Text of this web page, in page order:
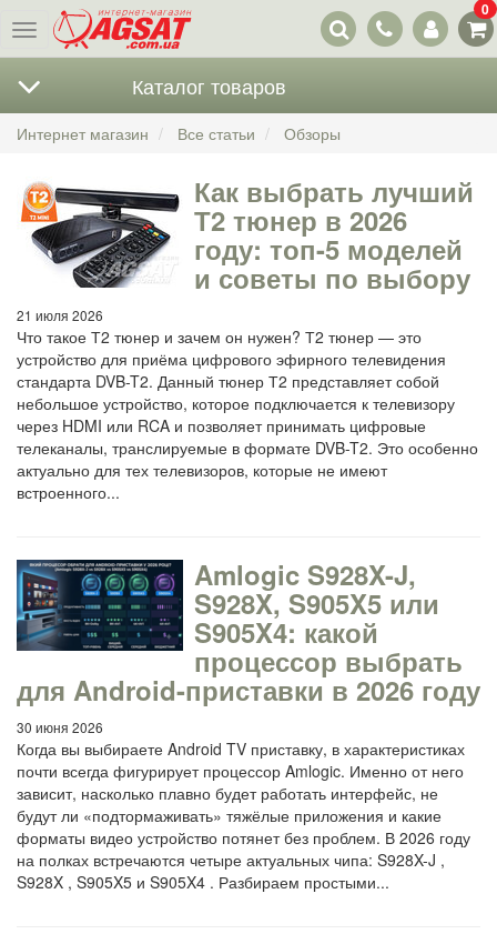
Меню
Наши
контакты
0
Каталог товаров
Интернет магазин Все статьи Обзоры
Как выбрать лучший
Т2 тюнер в 2026
году: топ-5 моделей
и советы по выбору
21 июля 2026
Что такое Т2 тюнер и зачем он нужен? Т2 тюнер — это
устройство для приёма цифрового эфирного телевидения
стандарта DVB-T2. Данный тюнер Т2 представляет собой
небольшое устройство, которое подключается к телевизору
через HDMI или RCA и позволяет принимать цифровые
телеканалы, транслируемые в формате DVB-T2. Это особенно
актуально для тех телевизоров, которые не имеют
встроенного...
Amlogic S928X-J,
S928X, S905X5 или
S905X4: какой
процессор выбрать
для Android-приставки в 2026 году
30 июня 2026
Когда вы выбираете Android TV приставку, в характеристиках
почти всегда фигурирует процессор Amlogic. Именно от него
зависит, насколько плавно будет работать интерфейс, не
будут ли «подтормаживать» тяжёлые приложения и какие
форматы видео устройство потянет без проблем. В 2026 году
на полках встречаются четыре актуальных чипа: S928X-J ,
S928X , S905X5 и S905X4 . Разбираем простыми...